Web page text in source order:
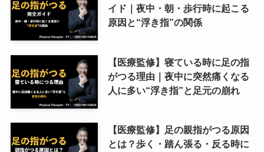
イド｜夜中・朝・歩行時に起こる
原因と“浮き指”の関係
【医療監修】寝ている時に足の指
がつる理由｜夜中に突然痛くなる
人に多い“浮き指”と足元の崩れ
【医療監修】足の親指がつる原因
とは？歩く・踏ん張る・反る時に